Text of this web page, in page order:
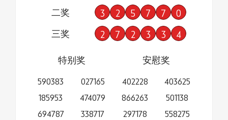
二奖 3 2 5 7 7 0
三奖 2 7 2 3 3 4
特别奖
590383
185953
694787
027165
474079
338717
安慰奖
402228
866263
297178
403625
501138
558275